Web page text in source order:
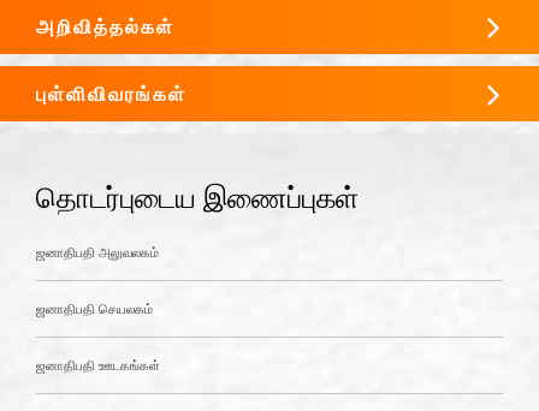
அறிவித்தல்கள்
புள்ளிவிவரங்கள்
தொடர்புடைய இணைப்புகள்
ஜனாதிபதி அலுவலகம்
ஜனாதிபதி செயலகம்
ஜனாதிபதி ஊடகங்கள்